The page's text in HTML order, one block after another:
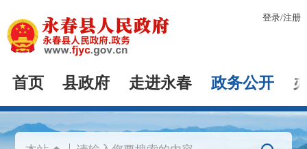
登录/注册
首页 县政府 走进永春 政务公开